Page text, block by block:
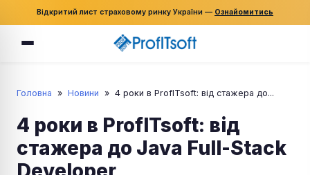
Відкритий лист страховому ринку України — Ознайомитись
Головна » Новини » 4 роки в ProfITsoft: від стажера до...
4 роки в ProfITsoft: від
стажера до Java Full-Stack